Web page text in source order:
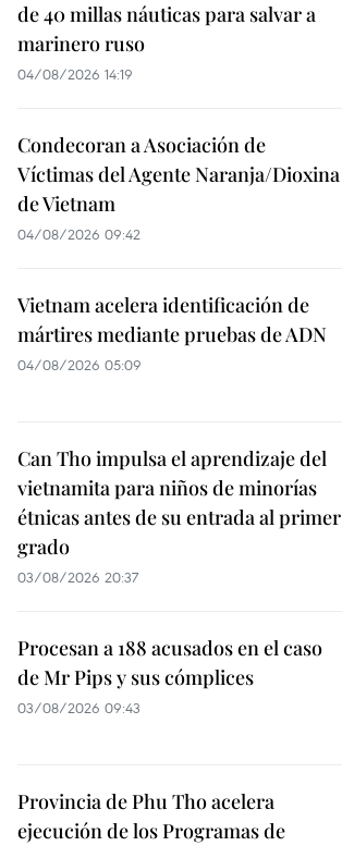
de 40 millas náuticas para salvar a
marinero ruso
04/08/2026 14:19
Condecoran a Asociación de
Víctimas del Agente Naranja/Dioxina
de Vietnam
04/08/2026 09:42
Vietnam acelera identificación de
mártires mediante pruebas de ADN
04/08/2026 05:09
Can Tho impulsa el aprendizaje del
vietnamita para niños de minorías
étnicas antes de su entrada al primer
grado
03/08/2026 20:37
Procesan a 188 acusados en el caso
de Mr Pips y sus cómplices
03/08/2026 09:43
Provincia de Phu Tho acelera
ejecución de los Programas de